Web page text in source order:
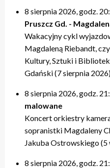
8 sierpnia 2026, godz.
Pruszcz Gd. -
Wakacyjny cykl
Magdaleną Riebandt,
Kultury, Sztuki i
Gdański (7 sierpnia
8 sierpnia 2026, godz.
malowane
Koncert orkiestry
sopranistki Magdaleny
Jakuba Ostrowskiego (5
8 sierpnia 2026, godz.